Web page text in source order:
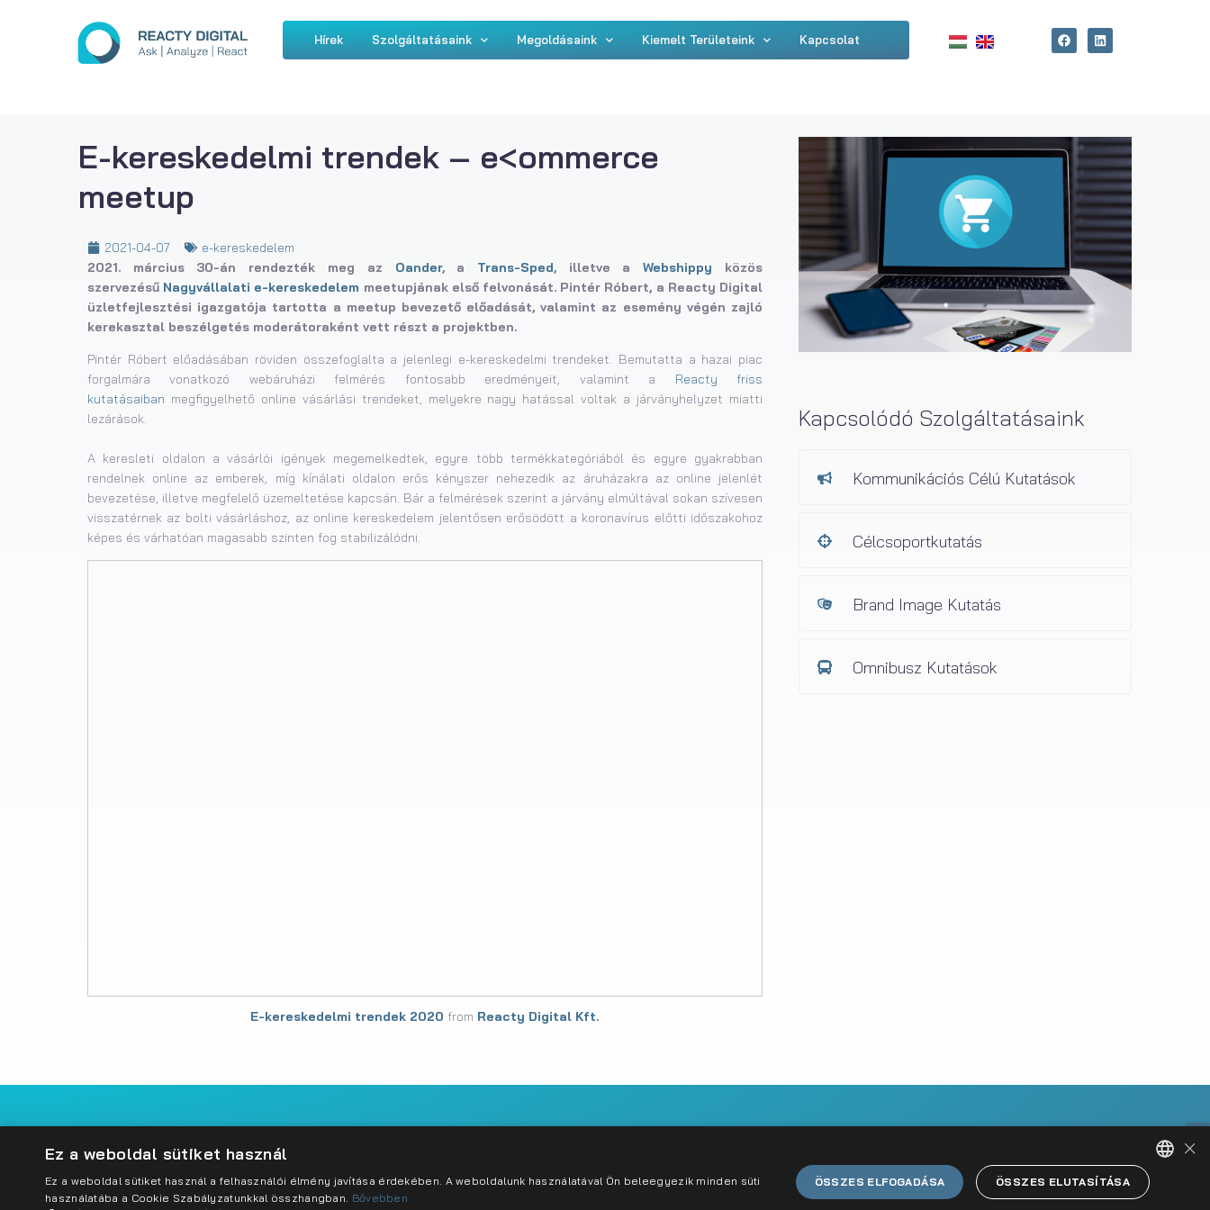
Hírek Szolgáltatásaink Megoldásaink Kiemelt Területeink Kapcsolat
E-kereskedelmi trendek – e<ommerce
meetup
2021-04-07
e-kereskedelem
2021. március 30-án rendezték meg az Oander, a Trans-Sped, illetve aWebshippy közös
szervezésű Nagyvállalati e-kereskedelem meetupjának első felvonását. Pintér Róbert, a Reacty Digital
üzletfejlesztési igazgatója tartotta a meetup bevezető előadását, valamint az esemény végén zajló
kerekasztal beszélgetés moderátoraként vett részt a projektben.
Pintér Róbert előadásában röviden összefoglalta a jelenlegi e-kereskedelmi trendeket. Bemutatta a hazai piac
forgalmára vonatkozó webáruházi felmérés fontosabb eredményeit, valamint a Reacty friss
kutatásaiban megfigyelhető online vásárlási trendeket, melyekre nagy hatással voltak a járványhelyzet miatti
lezárások.
A keresleti oldalon a vásárlói igények megemelkedtek, egyre több termékkategóriából és egyre gyakrabban
rendelnek online az emberek, míg kínálati oldalon erős kényszer nehezedik az áruházakra az online jelenlét
bevezetése, illetve megfelelő üzemeltetése kapcsán. Bár a felmérések szerint a járvány elmúltával sokan szívesen
visszatérnek az bolti vásárláshoz, az online kereskedelem jelentősen erősödött a koronavírus előtti időszakohoz
képes és várhatóan magasabb szinten fog stabilizálódni.
E-kereskedelmi trendek 2020 from Reacty Digital Kft.
Kapcsolódó Szolgáltatásaink
Kommunikációs Célú Kutatások
Célcsoportkutatás
Brand Image Kutatás
Omnibusz Kutatások
HUNGARIAN
×
Ez a weboldal sütiket használ
Ez a weboldal sütiket használ a felhasználói élmény javítása érdekében. A weboldalunk használatával Ön beleegyezik minden süti
használatába a Cookie Szabályzatunkkal összhangban. Bővebben
ÖSSZES ELFOGADÁSA ÖSSZES ELUTASÍTÁSA